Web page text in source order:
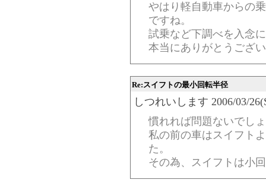
やはり軽自動車からの
ですね。
試乗など下調べを入念
本当にありがとうござ
Re:スイフトの最小回転半径
しつれいします 2006/03/
慣れれば問題ないでし
私の前の車はスイフト
た。
その為、スイフトは小